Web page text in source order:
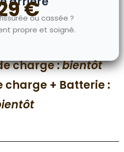
€
ou cassée ?
propre et soigné.
charge :bientôt
charge + Batterie :